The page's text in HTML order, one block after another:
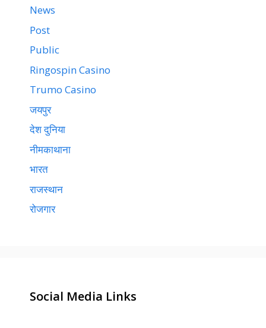
News
Post
Public
Ringospin Casino
Trumo Casino
जयपुर
देश दुनिया
नीमकाथाना
भारत
राजस्थान
रोजगार
Social Media Links